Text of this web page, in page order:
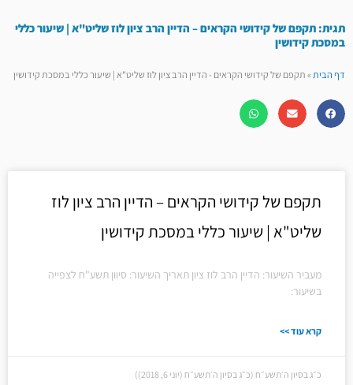
תגית: תקפם של קידושי הקראים – הדיין הרב ציון לוז שליט"א | שיעור כללי
במסכת קידושין
דף הבית»תקפם של קידושי הקראים - הדיין הרב ציון לוז שליט"א | שיעור כללי במסכת קידושין
תקפם של קידושי הקראים – הדיין הרב ציון לוז
שליט"א | שיעור כללי במסכת קידושין
מעביר השיעור: הדיין הרב לוז ציון תאריך השיעור: סיוון תשע"ח לצפייה
בשיעור:
קרא עוד >>
כ״ג בסיון ה׳תשע״ח (כ״ג בסיון ה׳תשע״ח (יוני 6, 2018))